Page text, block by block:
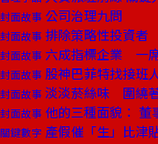
封面故事 公司治理九問
封面故事 排除策略性投資
封面故事 六成指標企業 一
封面故事 股神巴菲特找接
封面故事 淡淡菸絲味 圍繞
封面故事 他的三種面貌： 董
關鍵數字 產假催「生」比津